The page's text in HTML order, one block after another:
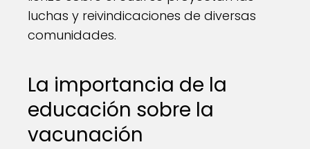
luchas y reivindicaciones de diversas
comunidades.
La importancia de la
educación sobre la
vacunación